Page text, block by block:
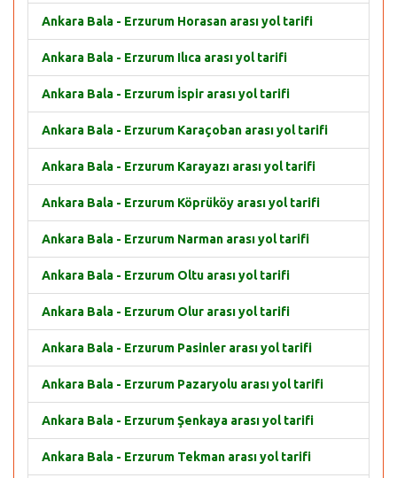
Ankara Bala - Erzurum Horasan arası yol tarifi
Ankara Bala - Erzurum Ilıca arası yol tarifi
Ankara Bala - Erzurum İspir arası yol tarifi
Ankara Bala - Erzurum Karaçoban arası yol tarifi
Ankara Bala - Erzurum Karayazı arası yol tarifi
Ankara Bala - Erzurum Köprüköy arası yol tarifi
Ankara Bala - Erzurum Narman arası yol tarifi
Ankara Bala - Erzurum Oltu arası yol tarifi
Ankara Bala - Erzurum Olur arası yol tarifi
Ankara Bala - Erzurum Pasinler arası yol tarifi
Ankara Bala - Erzurum Pazaryolu arası yol tarifi
Ankara Bala - Erzurum Şenkaya arası yol tarifi
Ankara Bala - Erzurum Tekman arası yol tarifi